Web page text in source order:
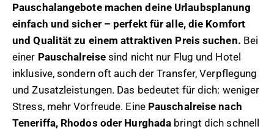
Pauschalangebote machen deine Urlaubsplanung
einfach und sicher – perfekt für alle, die Komfort
und Qualität zu einem attraktiven Preis suchen. Bei
einer Pauschalreisesind nicht nur Flug und Hotel
inklusive, sondern oft auch der Transfer, Verpflegung
und Zusatzleistungen. Das bedeutet für dich: weniger
Stress, mehr Vorfreude. Eine Pauschalreise nach
Teneriffa, Rhodos oder Hurghada bringt dich schnell